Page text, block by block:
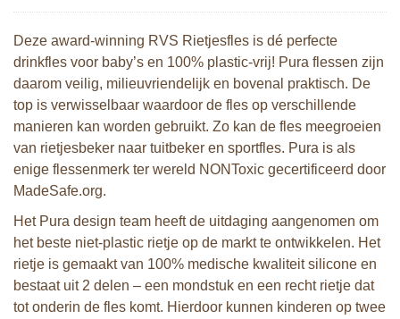
Deze award-winning RVS Rietjesfles is dé perfecte
drinkfles voor baby’s en 100% plastic-vrij! Pura flessen zijn
daarom veilig, milieuvriendelijk en bovenal praktisch. De
top is verwisselbaar waardoor de fles op verschillende
manieren kan worden gebruikt. Zo kan de fles meegroeien
van rietjesbeker naar tuitbeker en sportfles. Pura is als
enige flessenmerk ter wereld NONToxic gecertificeerd door
MadeSafe.org.
Het Pura design team heeft de uitdaging aangenomen om
het beste niet-plastic rietje op de markt te ontwikkelen. Het
rietje is gemaakt van 100% medische kwaliteit silicone en
bestaat uit 2 delen – een mondstuk en een recht rietje dat
tot onderin de fles komt. Hierdoor kunnen kinderen op twee